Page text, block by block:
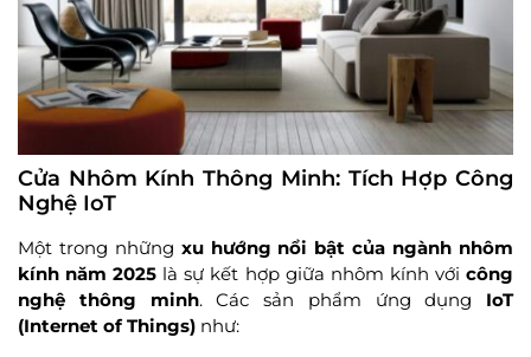
Cửa Nhôm Kính Thông Minh: Tích Hợp Công
Nghệ IoT
Một trong những xu hướng nổi bật của ngành nhôm
kính năm 2025 là sự kết hợp giữa nhôm kính vớicông
nghệ thông minh. Các sản phẩm ứng dụng IoT
(Internet of Things) như: